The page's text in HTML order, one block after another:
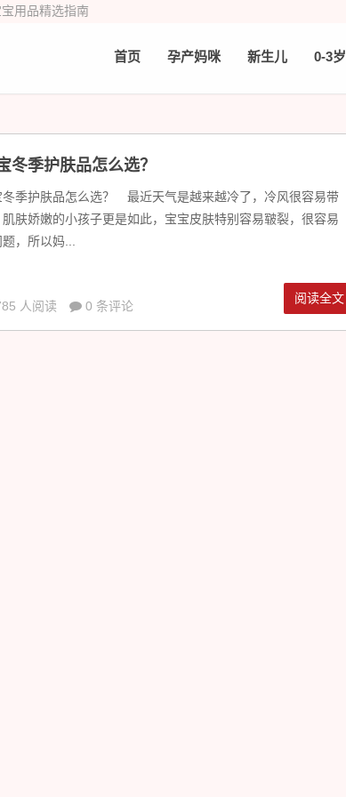
用品精选指南
首页 孕产妈咪 新生儿 0-3岁
冬季护肤品怎么选？
季护肤品怎么选？ 最近天气是越来越冷了，冷风很容易带
肤娇嫩的小孩子更是如此，宝宝皮肤特别容易皲裂，很容易
，所以妈...
人阅读 0 条评论
阅读全文